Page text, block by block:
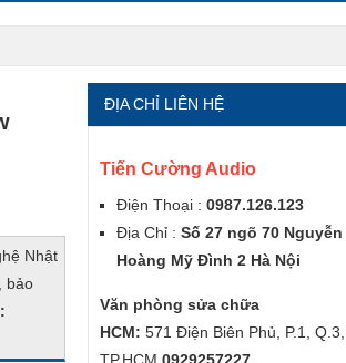
Nhật
bảo
ĐỊA CHỈ LIÊN HỆ
Tiến Cường Audio
Điện Thoại : 0987.126.123
Địa Chỉ : Số 27 ngõ 70 Nguyễn
Hoàng Mỹ Đình 2 Hà Nội
Văn phòng sửa chữa
HCM: 571 Điện Biên Phủ, P.1, Q.3,